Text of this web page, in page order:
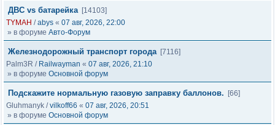
ДВС vs батарейка [14103]
TYMAH /abys « 07 авг, 2026, 22:00
» в форуме Авто-Форум
Железнодорожный транспорт города [7116]
Palm3R / Railwayman « 07 авг, 2026, 21:10
» в форуме Основной форум
Подскажите нормальную газовую заправку баллонов.
[66]
Gluhmanyk /vilkoff66 « 07 авг, 2026, 20:51
» в форуме Основной форум